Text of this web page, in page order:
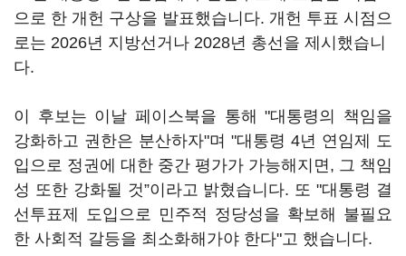
으로 한 개헌 구상을 발표했습니다. 개헌 투표 시점으
로는 2026년 지방선거나 2028년 총선을 제시했습니
다.
이 후보는 이날 페이스북을 통해 "대통령의 책임을
강화하고 권한은 분산하자"며 "대통령 4년 연임제 도
입으로 정권에 대한 중간 평가가 가능해지면, 그 책임
성 또한 강화될 것”이라고 밝혔습니다. 또 "대통령 결
선투표제 도입으로 민주적 정당성을 확보해 불필요
한 사회적 갈등을 최소화해가야 한다"고 했습니다.